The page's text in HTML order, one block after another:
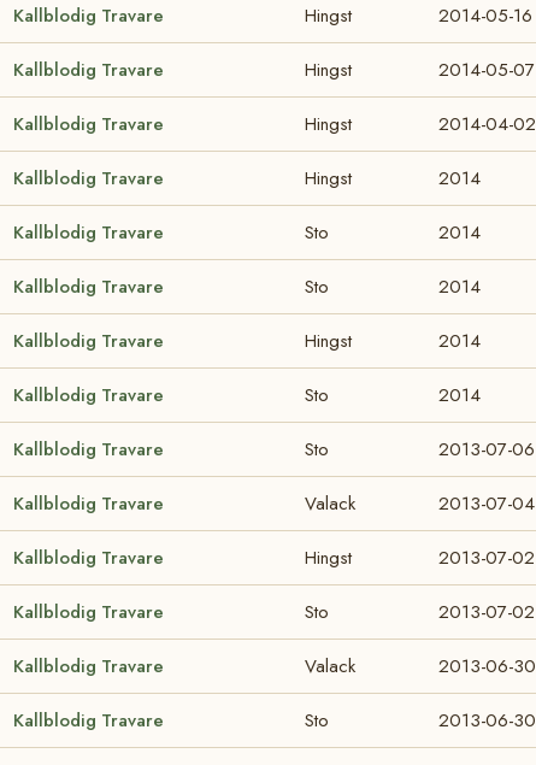
Kallblodig Travare Hingst 2014-05-16
Kallblodig Travare Hingst 2014-05-07
Kallblodig Travare Hingst 2014-04-02
Kallblodig Travare Hingst 2014
Kallblodig Travare Sto 2014
Kallblodig Travare Sto 2014
Kallblodig Travare Hingst 2014
Kallblodig Travare Sto 2014
Kallblodig Travare Sto 2013-07-06
Kallblodig Travare Valack 2013-07-04
Kallblodig Travare Hingst 2013-07-02
Kallblodig Travare Sto 2013-07-02
Kallblodig Travare Valack 2013-06-30
Kallblodig Travare Sto 2013-06-30